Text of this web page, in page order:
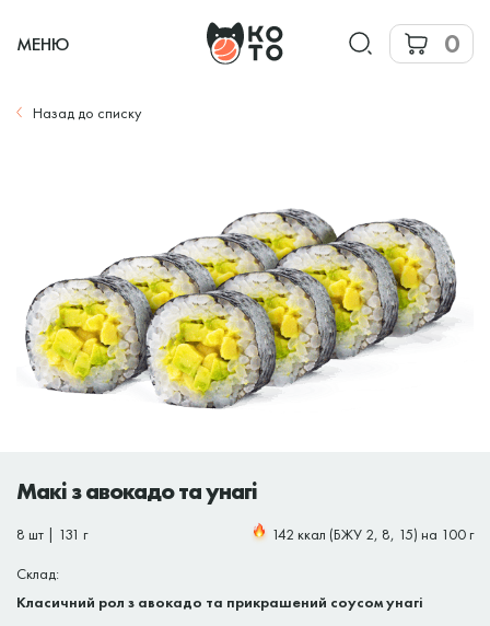
МЕНЮ 0
Назад до списку
Макі з авокадо та унагі
8 шт | 131 г 142 ккал (БЖУ 2, 8, 15) на 100 г
Склад:
Класичний рол з авокадо та прикрашений соусом унагі